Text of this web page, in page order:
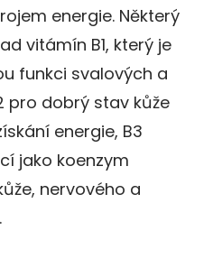
energie. Některý
vitámín B1, který je
funkci svalových a
pro dobrý stav kůže
energie, B3
jako koenzym
nervového a